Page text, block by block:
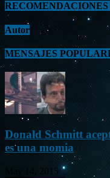
Autor
MENSAJES
Donald Schmitt
es una momia
May 14, 2015